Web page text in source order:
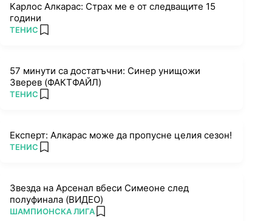
Карлос Алкарас: Страх ме е от следващите 15
години
ПОВЕЧЕ ОТ
ТЕНИС add favorites
57 минути са достатъчни: Синер унищожи
Зверев (ФАКТФАЙЛ)
ПОВЕЧЕ ОТ
ТЕНИС add favorites
Експерт: Алкарас може да пропусне целия сезон!
ПОВЕЧЕ ОТ
ТЕНИС add favorites
Звезда на Арсенал вбеси Симеоне след
полуфинала (ВИДЕО)
ПОВЕЧЕ ОТ
ШАМПИОНСКА ЛИГА add favorites